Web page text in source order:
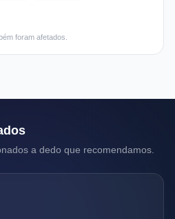
foram afetados.
a dedo que recomendamos.